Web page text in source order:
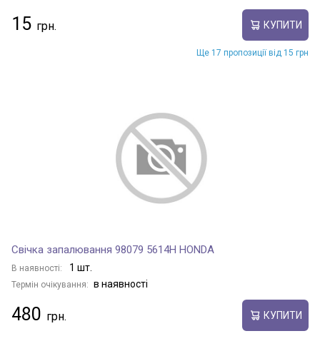
bZ4X
15 КУПИТИ
Ще 17 пропозиції від 15 грн
Свічка запалювання 98079 5614H HONDA
В наявності: 1 шт.
Термін очікування: в наявності
480 КУПИТИ